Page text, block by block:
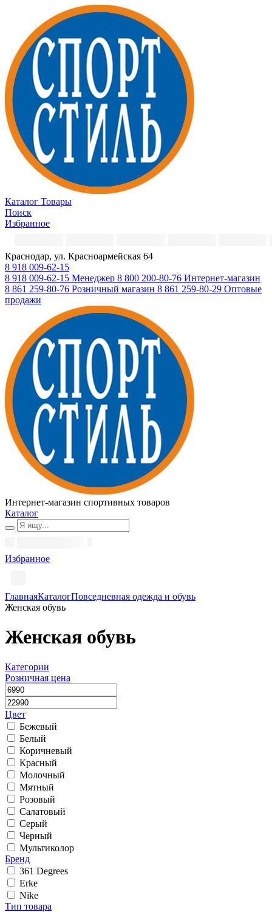
Каталог Товары
Поиск
Избранное
Краснодар, ул. Красноармейская 64
8 918 009-62-15
8 918 009-62-15 Менеджер 8 800 200-80-76 Интернет-магазин
8 861 259-80-76 Розничный магазин 8 861 259-80-29 Оптовые
продажи
Интернет-магазин спортивных товаров
Каталог
Избранное
ГлавнаяКаталогПовседневная одежда и обувь
Женская обувь
Женская обувь
Категории
Розничная цена
Цвет
Бежевый
Белый
Коричневый
Красный
Молочный
Мятный
Розовый
Салатовый
Серый
Черный
Мультиколор
Бренд
361 Degrees
Erke
Nike
Тип товара